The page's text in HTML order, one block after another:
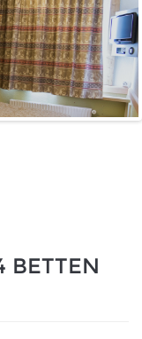
BETTEN